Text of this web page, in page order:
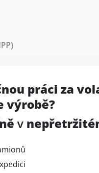
práci za
výrobě?
v